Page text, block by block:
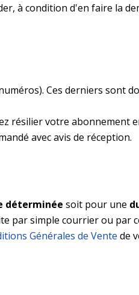
à condition d'en faire la
Ces derniers sont
résilier votre abonnement
avec avis de réception.
déterminée soit pour une
par simple courrier ou par
Générales de Vente de